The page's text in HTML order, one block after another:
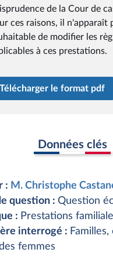
de la Cour de
ces raisons, il n'apparaît
de modifier les
à ces prestations.
Télécharger le format pdf
Données clés
: M. Christophe
question : Question
: Prestations
interrogé :
femmes